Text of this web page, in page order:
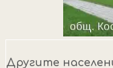
Другите